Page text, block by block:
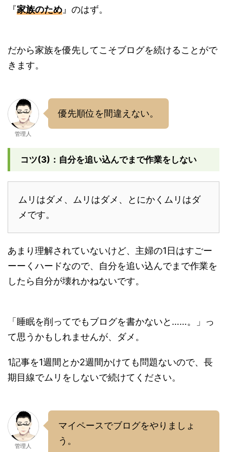
『家族のため 』のはず。
だから家族を優先してこそブログを続けることがで
きます。
管理人
優先順位を間違えない。
コツ(3)：自分を追い込んでまで作業をしない
ムリはダメ、ムリはダメ、とにかくムリはダ
メです。
あまり理解されていないけど、主婦の1日はすごー
ーーくハードなので、自分を追い込んでまで作業を
したら自分が壊れかねないです。
「睡眠を削ってでもブログを書かないと……。」っ
て思うかもしれませんが、ダメ。
1記事を1週間とか2週間かけても問題ないので、長
期目線でムリをしないで続けてください。
管理人
マイペースでブログをやりましょ
う。